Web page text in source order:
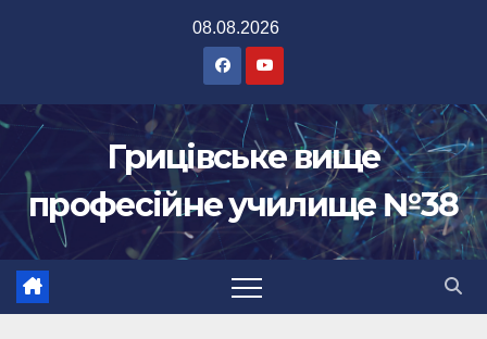
08.08.2026
Грицівське вище
професійне училище №38